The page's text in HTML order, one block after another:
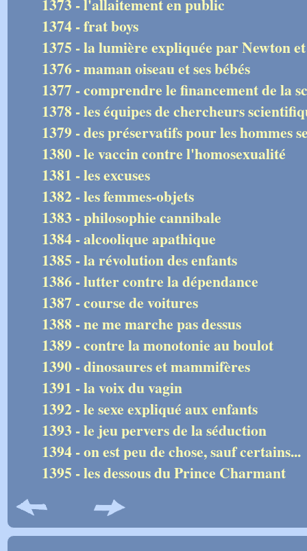
1373 - l'allaitement en public
1374 - frat boys
1375 - la lumière expliquée par Newton
1376 - maman oiseau et ses bébés
1377 - comprendre le financement de la
1378 - les équipes de chercheurs
1379 - des préservatifs pour les hommes
1380 - le vaccin contre l'homosexualité
1381 - les excuses
1382 - les femmes-objets
1383 - philosophie cannibale
1384 - alcoolique apathique
1385 - la révolution des enfants
1386 - lutter contre la dépendance
1387 - course de voitures
1388 - ne me marche pas dessus
1389 - contre la monotonie au boulot
1390 - dinosaures et mammifères
1391 - la voix du vagin
1392 - le sexe expliqué aux enfants
1393 - le jeu pervers de la séduction
1394 - on est peu de chose, sauf certains...
1395 - les dessous du Prince Charmant